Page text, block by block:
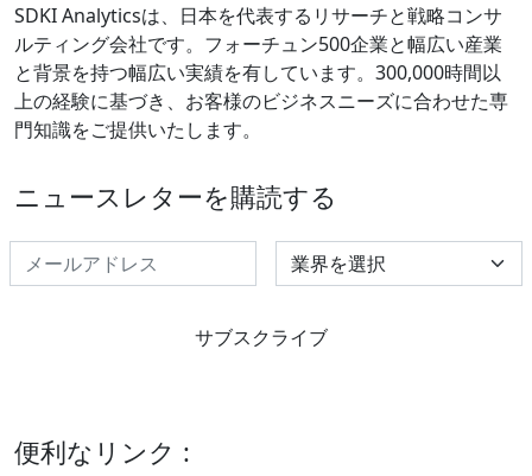
SDKI Analyticsは、日本を代表するリサーチと戦略コンサ
ルティング会社です。フォーチュン500企業と幅広い産業
と背景を持つ幅広い実績を有しています。300,000時間以
上の経験に基づき、お客様のビジネスニーズに合わせた専
門知識をご提供いたします。
ニュースレターを購読する
Select Industry
サブスクライブ
便利なリンク :